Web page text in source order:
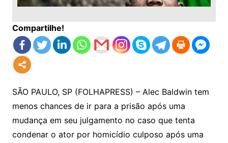
Compartilhe!
SÃO PAULO, SP (FOLHAPRESS) – Alec Baldwin tem
menos chances de ir para a prisão após uma
mudança em seu julgamento no caso que tenta
condenar o ator por homicídio culposo após uma